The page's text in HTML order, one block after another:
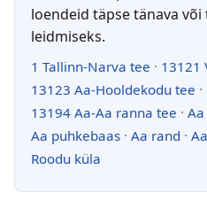
loendeid täpse tänava
leidmiseks.
1 Tallinn-Narva tee · 13121
13123 Aa-Hooldekodu tee ·
13194 Aa-Aa ranna tee · Aa
Aa puhkebaas · Aa rand ·
Roodu küla